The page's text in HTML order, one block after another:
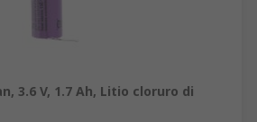
3.6 V, 1.7 Ah, Litio cloruro di